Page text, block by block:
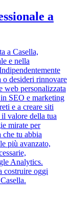
a
a Casella,
e nella
o desideri rinnovare
web personalizzata
SEO e marketing
e a creare siti
valore della tua
mirate per
tu abbia
più avanzato,
Analytics.
costruire oggi